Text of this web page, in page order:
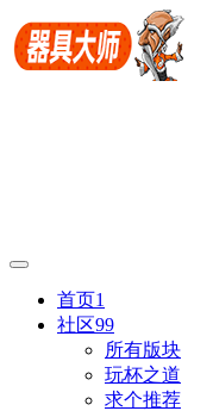
首页1
社区99
所有版块
玩杯之道
求个推荐